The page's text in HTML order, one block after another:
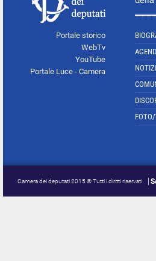
Portale storico
WebTv
YouTube
Portale Luce - Camera
FOTO/
Camera dei deputati 2015 © Tutti i diritti riservati